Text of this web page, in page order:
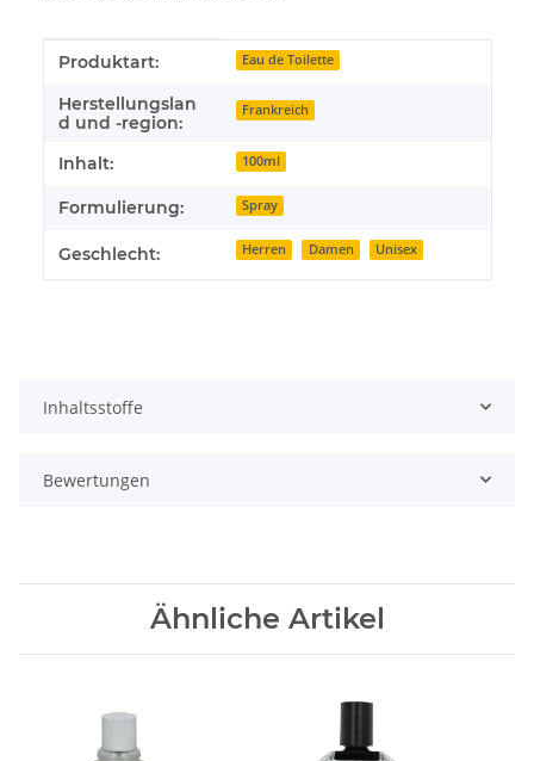
Produkteigenschaft
Wert
Produktart: Eau de Toilette
Herstellungslan
d und -region:
Frankreich
Inhalt: 100ml
Formulierung: Spray
Geschlecht: Herren Damen Unisex
Inhaltsstoffe
Bewertungen
Ähnliche Artikel